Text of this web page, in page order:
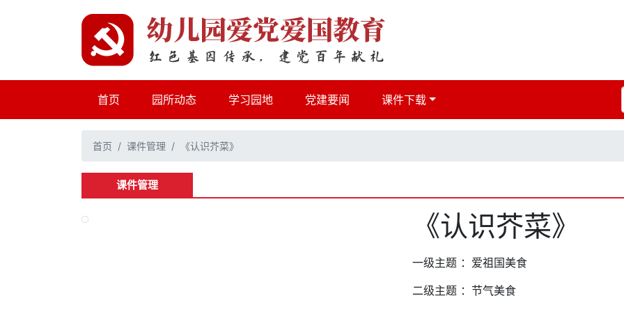
首页 (current)园所动态 学习园地 党建要闻 课件下载
首页 课件管理 《认识芥菜》
课件管理
《认识芥菜》
一级主题 ：爱祖国美食
二级主题 ：节气美食